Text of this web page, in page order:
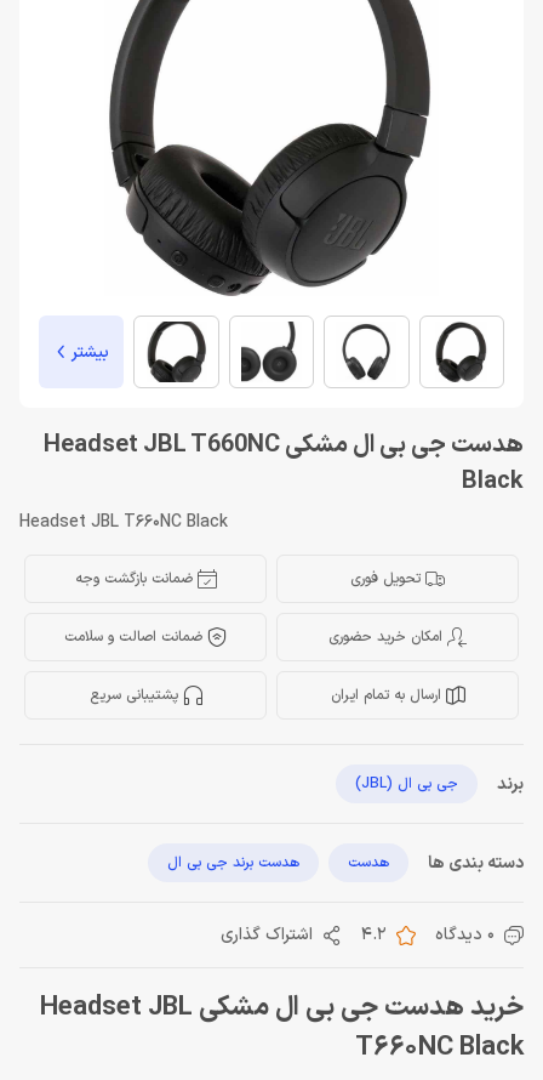
بیشتر
هدست جی بی ال مشکی Headset JBL T660NC
Black
Headset JBL T660NC Black
تحویل فوری ضمانت بازگشت وجه
امکان خرید حضوری ضمانت اصالت و سلامت
ارسال به تمام ایران پشتیبانی سریع
برند جی بی ال (JBL)
دسته بندی ها هدست هدست برند جی بی ال
0 دیدگاه 4.2 اشتراک گذاری
خرید هدست جی بی ال مشکی Headset JBL
T660NC Black